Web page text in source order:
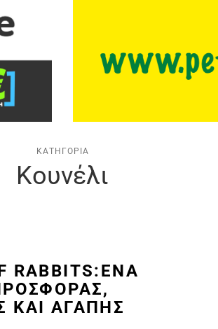
ΚΑΤΗΓΟΡΊΑ
Κουνέλι
RABBITS:ΈΝΑ
ΚΑΙ ΑΓΆΠΗΣ